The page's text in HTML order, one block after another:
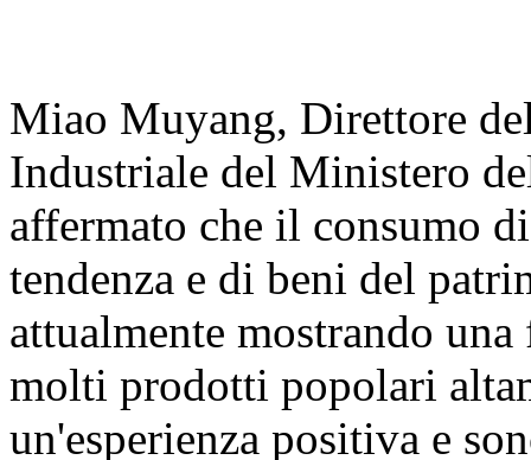
Miao Muyang, Direttore
Industriale del Ministero
affermato che il consumo
tendenza e di beni del
attualmente mostrando
molti prodotti popolari
un'esperienza positiva e